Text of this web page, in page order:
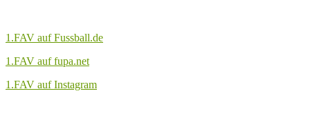
1.FAV auf Fussball.de
1.FAV auf fupa.net
1.FAV auf Instagram